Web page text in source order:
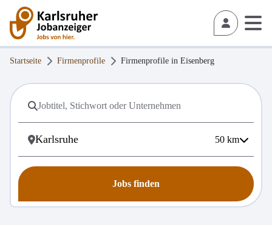
Startseite Firmenprofile Firmenprofile in Eisenberg
50 km
Jobs finden